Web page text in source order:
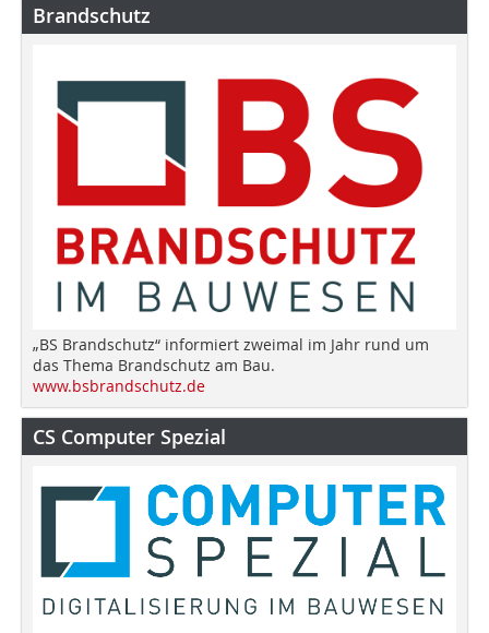
Brandschutz
„BS Brandschutz“ informiert zweimal im Jahr rund um
das Thema Brandschutz am Bau.
www.bsbrandschutz.de
CS Computer Spezial